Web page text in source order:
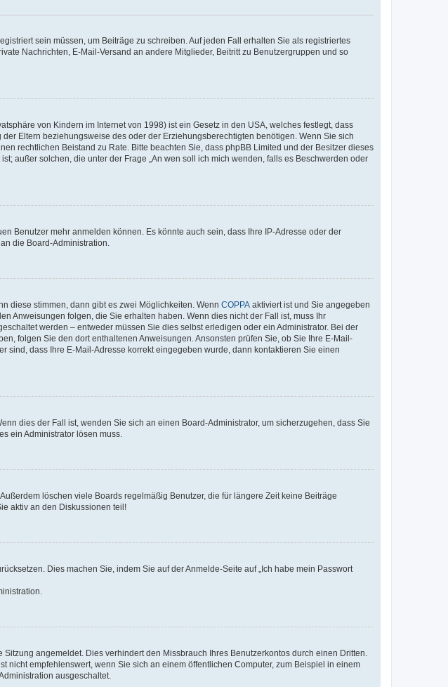
sein müssen, um Beiträge zu schreiben. Auf jeden Fall erhalten Sie als registriertes
Nachrichten, E-Mail-Versand an andere Mitglieder, Beitritt zu Benutzergruppen und so
von Kindern im Internet von 1998) ist ein Gesetz in den USA, welches festlegt, dass
Eltern beziehungsweise des oder der Erziehungsberechtigten benötigen. Wenn Sie sich
rechtlichen Beistand zu Rate. Bitte beachten Sie, dass phpBB Limited und der Besitzer dieses
außer solchen, die unter der Frage „An wen soll ich mich wenden, falls es Beschwerden oder
Benutzer mehr anmelden können. Es könnte auch sein, dass Ihre IP-Adresse oder der
die Board-Administration.
diese stimmen, dann gibt es zwei Möglichkeiten. Wenn COPPA aktiviert ist und Sie angegeben
Anweisungen folgen, die Sie erhalten haben. Wenn dies nicht der Fall ist, muss Ihr
werden – entweder müssen Sie dies selbst erledigen oder ein Administrator. Bei der
folgen Sie den dort enthaltenen Anweisungen. Ansonsten prüfen Sie, ob Sie Ihre E-Mail-
dass Ihre E-Mail-Adresse korrekt eingegeben wurde, dann kontaktieren Sie einen
dies der Fall ist, wenden Sie sich an einen Board-Administrator, um sicherzugehen, dass Sie
ein Administrator lösen muss.
löschen viele Boards regelmäßig Benutzer, die für längere Zeit keine Beiträge
aktiv an den Diskussionen teil!
Dies machen Sie, indem Sie auf der Anmelde-Seite auf „Ich habe mein Passwort
angemeldet. Dies verhindert den Missbrauch Ihres Benutzerkontos durch einen Dritten.
nicht empfehlenswert, wenn Sie sich an einem öffentlichen Computer, zum Beispiel in einem
ausgeschaltet.